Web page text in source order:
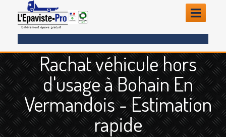
ENLÈVEMENTÉPAVE
Quoi?
Scooteret Moto
Camion
et Poids Lourd
Rachat véhicule hors
d'usage à Bohain En
Vermandois - Estimation
rapide